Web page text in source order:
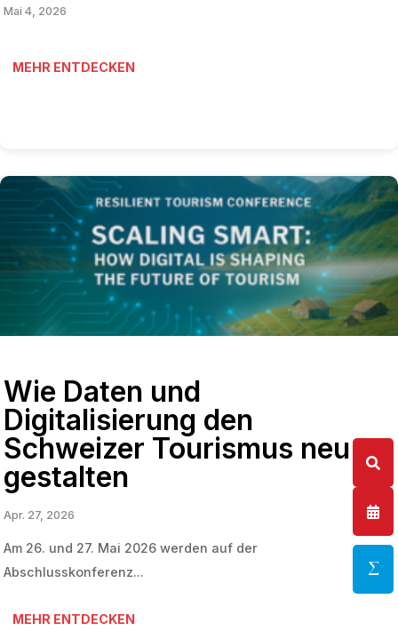
Mai 4, 2026
MEHR ENTDECKEN
Wie Daten und
Digitalisierung den
Schweizer Tourismus neu
gestalten
Apr. 27, 2026
Am 26. und 27. Mai 2026 werden auf der
Abschlusskonferenz...
MEHR ENTDECKEN